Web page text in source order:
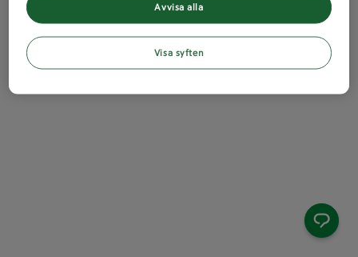
Avvisa alla
Visa syften